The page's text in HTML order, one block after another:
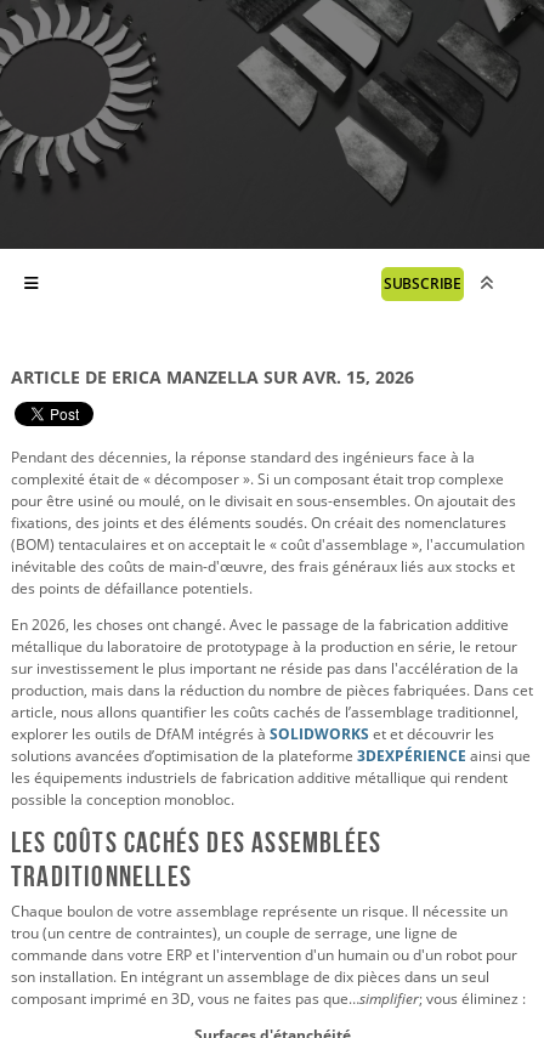
SUBSCRIBE
ARTICLE DE ERICA MANZELLA SUR AVR. 15, 2026
Pendant des décennies, la réponse standard des ingénieurs face à la
complexité était de « décomposer ». Si un composant était trop complexe
pour être usiné ou moulé, on le divisait en sous-ensembles. On ajoutait des
fixations, des joints et des éléments soudés. On créait des nomenclatures
(BOM) tentaculaires et on acceptait le « coût d'assemblage », l'accumulation
inévitable des coûts de main-d'œuvre, des frais généraux liés aux stocks et
des points de défaillance potentiels.
En 2026, les choses ont changé. Avec le passage de la fabrication additive
métallique du laboratoire de prototypage à la production en série, le retour
sur investissement le plus important ne réside pas dans l'accélération de la
production, mais dans la réduction du nombre de pièces fabriquées. Dans cet
article, nous allons quantifier les coûts cachés de l’assemblage traditionnel,
explorer les outils de DfAM intégrés à SOLIDWORKS et et découvrir les
solutions avancées d’optimisation de la plateforme 3DEXPÉRIENCE ainsi que
les équipements industriels de fabrication additive métallique qui rendent
possible la conception monobloc.
Les coûts cachés des assemblées
traditionnelles
Chaque boulon de votre assemblage représente un risque. Il nécessite un
trou (un centre de contraintes), un couple de serrage, une ligne de
commande dans votre ERP et l'intervention d'un humain ou d'un robot pour
son installation. En intégrant un assemblage de dix pièces dans un seul
composant imprimé en 3D, vous ne faites pas que…simplifier; vous éliminez :